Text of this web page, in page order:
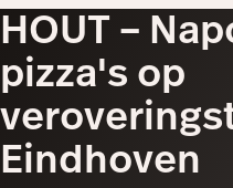
HOUT –
pizza's op
Eindhoven